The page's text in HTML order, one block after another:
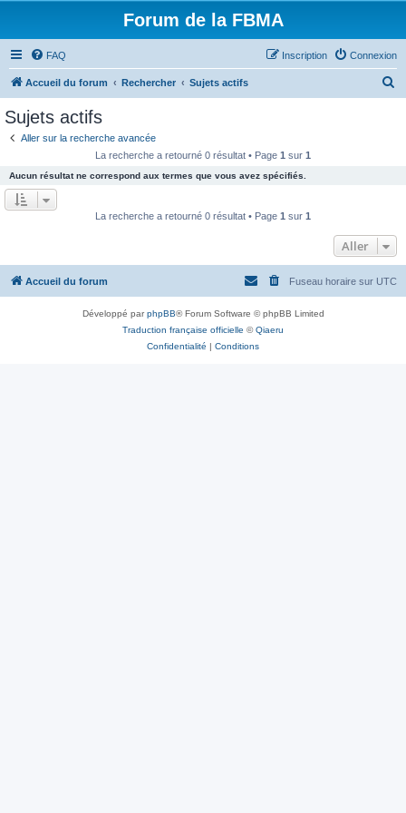
Forum de la FBMA
FAQ Connexion
Inscription
Accueil du forum Rechercher Sujets actifs
e
Sujets actifs
Aller sur la recherche avancée
La recherche a retourné 0 résultat • Page 1 sur 1
Aucun résultat ne correspond aux termes que vous avez spécifiés.
La recherche a retourné 0 résultat • Page 1 sur 1
Aller
Accueil du forum Fuseau horaire sur UTC
Développé parphpBB® Forum Software © phpBB Limited
Traduction française officielle ©Qiaeru
Confidentialité | Conditions